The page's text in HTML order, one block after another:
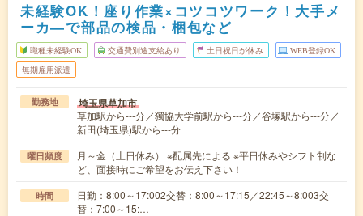
未経験OK！座り作業×コツコツワーク！大手メ
ーカ―で部品の検品・梱包など
職種未経験OK 交通費別途支給あり 土日祝日が休み WEB登録OK
無期雇用派遣
勤務地 埼玉県草加市
草加駅から---分／獨協大学前駅から---分／谷塚駅から---分／
新田(埼玉県)駅から---分
曜日頻度
月～金（土日休み） ※配属先による ※平日休みやシフト制な
ど、面接時にご希望をお伝え下さい！
時間
日勤：8:00～17:002交替：8:00～17:15／22:45～8:003交
替：7:00～15:…